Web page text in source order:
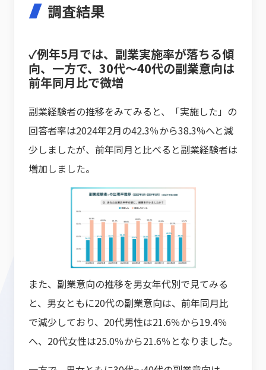
調査結果
✓例年5月では、副業実施率が落ちる傾
向、一方で、30代～40代の副業意向は
前年同月比で微増
副業経験者の推移をみてみると、「実施した」の
回答者率は2024年2月の42.3％から38.3%へと減
少しましたが、前年同月と比べると副業経験者は
増加しました。
また、副業意向の推移を男女年代別で見てみる
と、男女ともに20代の副業意向は、前年同月比
で減少しており、20代男性は21.6％から19.4％
へ、20代女性は25.0％から21.6％となりました。